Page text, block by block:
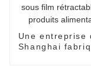
Une entreprise
Shanghai